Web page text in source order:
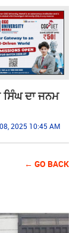
ਸਿੰਘ ਦਾ ਜਨਮ
2025 10:45 AM
← GO BACK